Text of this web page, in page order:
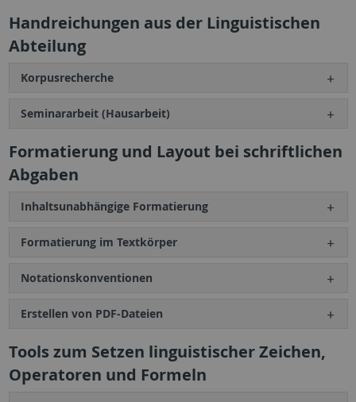
Handreichungen aus der Linguistischen
Abteilung
Korpusrecherche
Seminararbeit (Hausarbeit)
Formatierung und Layout bei schriftlichen
Abgaben
Inhaltsunabhängige Formatierung
Formatierung im Textkörper
Notationskonventionen
Erstellen von PDF-Dateien
Tools zum Setzen linguistischer Zeichen,
Operatoren und Formeln